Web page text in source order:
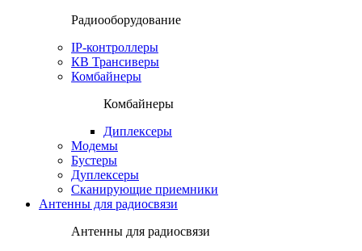
Радиооборудование
IP-контроллеры
КВ Трансиверы
Комбайнеры
Комбайнеры
Диплексеры
Модемы
Бустеры
Дуплексеры
Сканирующие приемники
Антенны для радиосвязи
Антенны для радиосвязи